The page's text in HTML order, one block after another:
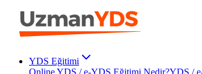
YDS Eğitimi
Online YDS / e-YDS Eğitimi Nedir?YDS /